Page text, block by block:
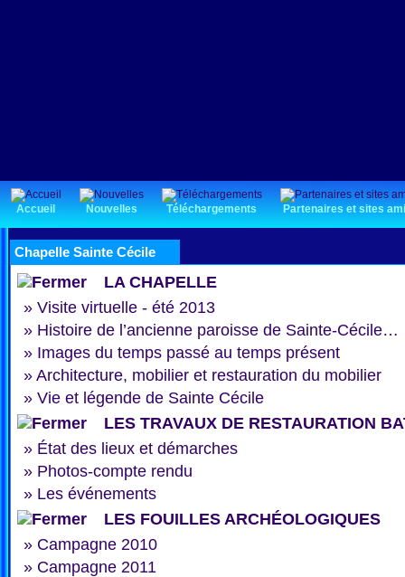
Accueil Nouvelles Téléchargements Partenaires et sites
Chapelle Sainte Cécile
LA CHAPELLE
» Visite virtuelle - été 2013
» Histoire de l’ancienne paroisse de Sainte-Cécile…
» Images du temps passé au temps présent
» Architecture, mobilier et restauration du mobilier
» Vie et légende de Sainte Cécile
LES TRAVAUX DE RESTAURATION
» État des lieux et démarches
» Photos-compte rendu
» Les événements
LES FOUILLES ARCHÉOLOGIQUES
» Campagne 2010
» Campagne 2011